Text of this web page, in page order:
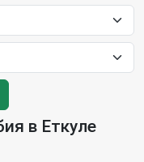
в Еткуле